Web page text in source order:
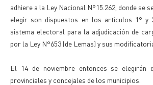
adhiere a la Ley Nacional N°15.262, donde se
elegir son dispuestos en los artículos 1° y
sistema electoral para la adjudicación de
por la Ley N°653 (de Lemas) y sus
El 14 de noviembre entonces se elegirán
provinciales y concejales de los municipios.